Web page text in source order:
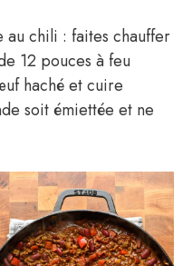
chili : faites chauffer
12 pouces à feu
haché et cuire
soit émiettée et ne